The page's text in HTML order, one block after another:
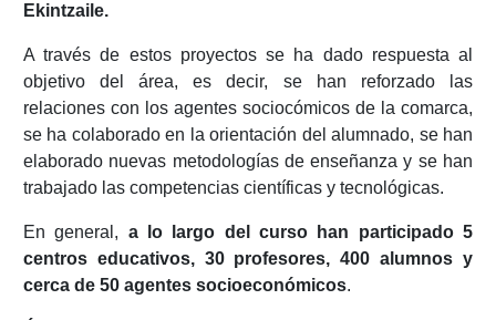
Ekintzaile.
A través de estos proyectos se ha dado respuesta al
objetivo del área, es decir, se han reforzado las
relaciones con los agentes sociocómicos de la comarca,
se ha colaborado en la orientación del alumnado, se han
elaborado nuevas metodologías de enseñanza y se han
trabajado las competencias científicas y tecnológicas.
En general, a lo largo del curso han participado 5
centros educativos, 30 profesores, 400 alumnos y
cerca de 50 agentes socioeconómicos.